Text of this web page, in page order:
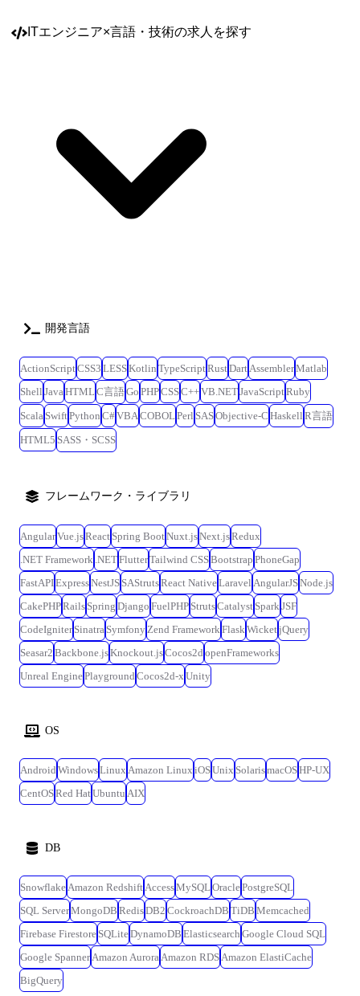
心して使える・提供できるWiseVineのセキュリティを実現していただき
得、運用、その監査対応 ・社内情報セキュリティ、個人情報保護マネジ
メントシステムの管理・戦略立案、運用 ・規制コンプライアンスを効率
的に管理 ・情報セキュリティ組織の立ち上げ 具体的には、 ・行政向け
の基幹システムとして、高い基準のセキュリティの担保 ・WiseVineで働
く一人ひとりに高いセキュリティ意識を持ってもらえるような取り組み
・制度や仕組み、チームワークでセキュリティの担保ができる仕組みづ
ITエンジニア×言語・技術の求人を探す
開発言語
ActionScriptCSS3 LESSKotlin TypeScriptRustDartAssemblerMatlab
Shell JavaHTML C言語Go PHPCSSC++VB.NETJavaScriptRuby
Scala SwiftPython C#VBACOBOL Perl SASObjective-C Haskell R言語
HTML5 SASS・SCSS
フレームワーク・ライブラリ
AngularVue.jsReact Spring BootNuxt.jsNext.jsRedux
.NET Framework .NETFlutterTailwind CSSBootstrap PhoneGap
FastAPIExpressNestJS SAStrutsReact NativeLaravel AngularJSNode.js
CakePHPRails Spring Django FuelPHP StrutsCatalyst SparkJSF
CodeIgniter Sinatra SymfonyZend FrameworkFlaskWicketjQuery
Seasar2 Backbone.jsKnockout.jsCocos2d openFrameworks
Unreal EnginePlayground Cocos2d-x Unity
OS
Android WindowsLinux Amazon Linux iOSUnix SolarismacOSHP-UX
CentOSRed HatUbuntu AIX
DB
SnowflakeAmazon RedshiftAccessMySQL OraclePostgreSQL
SQL ServerMongoDB RedisDB2 CockroachDB TiDB Memcached
Firebase Firestore SQLiteDynamoDB Elasticsearch Google Cloud SQL
Google SpannerAmazon AuroraAmazon RDSAmazon ElastiCache
BigQuery